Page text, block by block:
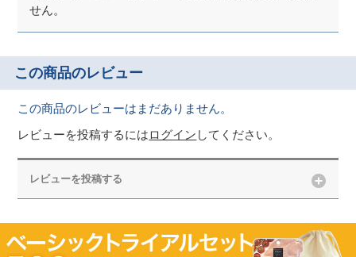
せん。
この商品のレビュー
この商品のレビューはまだありません。
レビューを投稿するにはログイン してください。
レビューを投稿する